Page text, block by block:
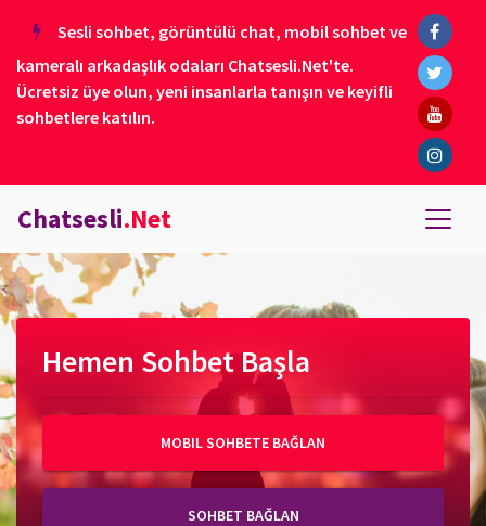
Sesli sohbet, görüntülü chat, mobil sohbet ve
kameralı arkadaşlık odaları Chatsesli.Net'te.
Ücretsiz üye olun, yeni insanlarla tanışın ve keyifli
sohbetlere katılın.
Chatsesli.Net
Hemen Sohbet Başla
MOBIL SOHBETE BAĞLAN
SOHBET BAĞLAN